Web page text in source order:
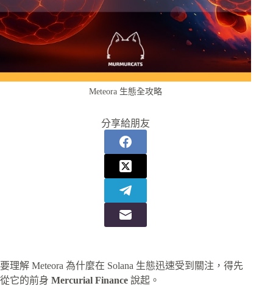
Meteora 生態全攻略
分享給朋友
要理解 Meteora 為什麼在 Solana 生態迅速受到關注，得先
從它的前身 Mercurial Finance 說起。